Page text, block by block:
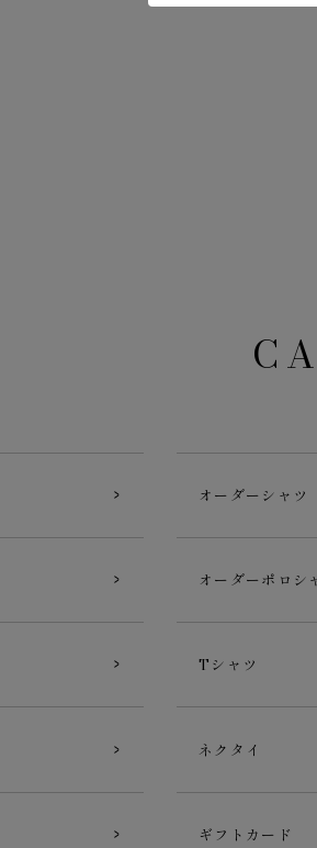
オーダーシャツ
オーダーポロシ
Tシャツ
ネクタイ
ギフトカード